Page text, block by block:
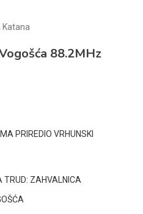
Katana
88.2MHz
PRIREDIO VRHUNSKI
TRUD: ZAHVALNICA